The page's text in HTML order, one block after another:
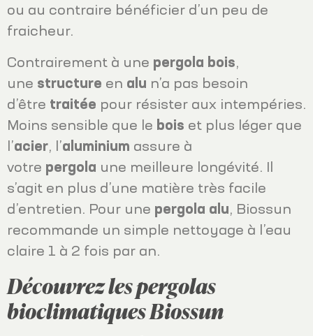
ou au contraire bénéficier d’un peu de
fraicheur.
Contrairement à une pergola bois,
une structure en alu n’a pas besoin
d’être traitée pour résister aux intempéries.
Moins sensible que le bois et plus léger que
l’acier, l’aluminium assure à
votre pergola une meilleure longévité. Il
s’agit en plus d’une matière très facile
d’entretien. Pour une pergola alu, Biossun
recommande un simple nettoyage à l’eau
claire 1 à 2 fois par an.
Découvrez les pergolas
bioclimatiques Biossun